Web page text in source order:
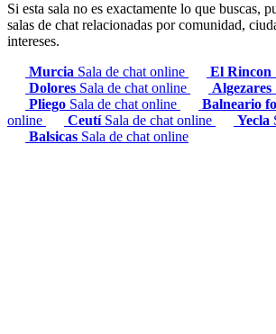
Si esta sala no es exactamente lo que buscas,
salas de chat relacionadas por comunidad,
intereses.
Murcia Sala de chat online El Rincon
Dolores Sala de chat online Algezares
Pliego Sala de chat online Balneario
online
Ceutí Sala de chat online Yecla
Balsicas Sala de chat online